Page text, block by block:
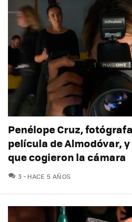
Penélope Cruz,
película de Almodóvar,
que cogieron la cámara
3 COMENTARIOS
HACE 5 AÑOS